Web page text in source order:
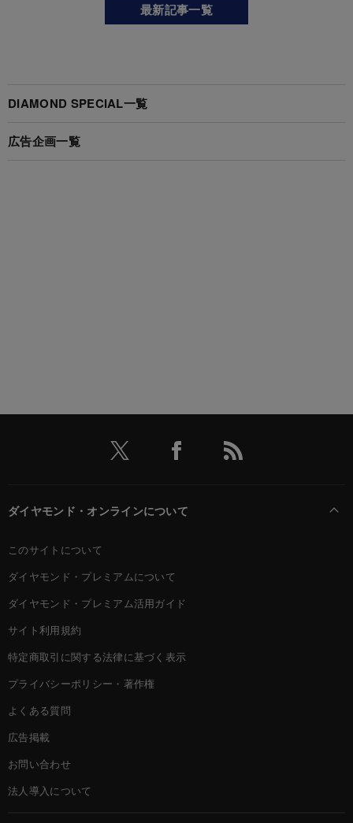
最新記事一覧
DIAMOND SPECIAL一覧
広告企画一覧
ダイヤモンド・オンラインについて
このサイトについて
ダイヤモンド・プレミアムについて
ダイヤモンド・プレミアム活用ガイド
サイト利用規約
特定商取引に関する法律に基づく表示
プライバシーポリシー・著作権
よくある質問
広告掲載
お問い合わせ
法人導入について